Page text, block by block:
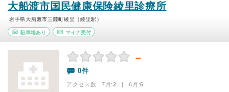
大船渡市国民健康保険綾里診療所
岩手県大船渡市三陸町綾里（綾里駅）
駐車場あり マイナ受付
－
0件
アクセス数 7月:2 | 6月:6